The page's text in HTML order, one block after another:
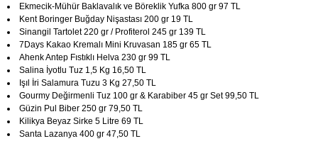
Ekmecik-Mühür Baklavalık ve Böreklik Yufka 800 gr 97 TL
Kent Boringer Buğday Nişastası 200 gr 19 TL
Sinangil Tartolet 220 gr / Profiterol 245 gr 139 TL
7Days Kakao Kremalı Mini Kruvasan 185 gr 65 TL
Ahenk Antep Fıstıklı Helva 230 gr 99 TL
Salina İyotlu Tuz 1,5 Kg 16,50 TL
Işıl İri Salamura Tuzu 3 Kg 27,50 TL
Gourmy Değirmenli Tuz 100 gr & Karabiber 45 gr Set 99,50 TL
Güzin Pul Biber 250 gr 79,50 TL
Kilikya Beyaz Sirke 5 Litre 69 TL
Santa Lazanya 400 gr 47,50 TL